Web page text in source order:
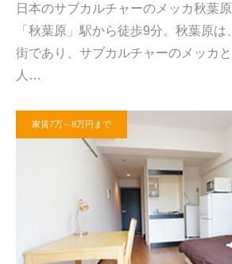
日本のサブカルチャーのメッカ秋葉
「秋葉原」駅から徒歩9分。秋葉原
街であり、サブカルチャーのメッカ
人…
家賃7万～8万円まで